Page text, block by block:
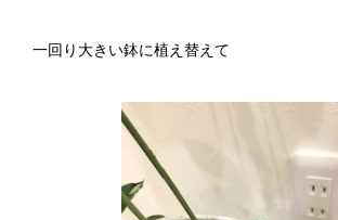
一回り大きい鉢に植え替えて